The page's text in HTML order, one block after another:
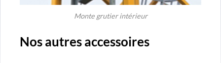
Monte grutier intérieur
Nos autres accessoires